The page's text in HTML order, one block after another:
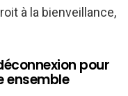
à la bienveillance,
pour
ensemble